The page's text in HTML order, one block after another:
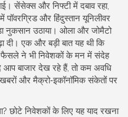
सेंसेक्स और निफ्टी में दबाव रहा,
और हिंदुस्तान यूनिलीवर
नुकसान उठाया। ओला और जोमैटो
दी। एक और बड़ी बात यह थी कि
ने भी निवेशकों के मन में संदेह
आप बाजार देख रहे हैं, तो कम अवधि
और मैक्रो‑इकॉनॉमिक संकेतों पर
छोटे निवेशकों के लिए यह याद रखना